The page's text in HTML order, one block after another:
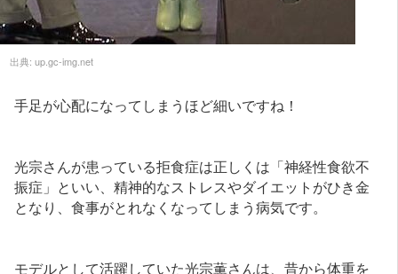
出典: up.gc-img.net
手足が心配になってしまうほど細いですね！
光宗さんが患っている拒食症は正しくは「神経性食欲不
振症」といい、精神的なストレスやダイエットがひき金
となり、食事がとれなくなってしまう病気です。
モデルとして活躍していた光宗薫さんは、昔から体重を